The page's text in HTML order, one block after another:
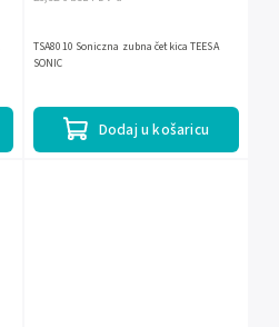
Dodaj u košaricu
TSA8010 Soniczna zubna četkica TEESA
SONIC